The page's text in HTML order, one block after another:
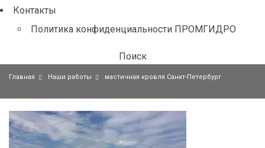
Контакты
Политика конфиденциальности ПРОМГИДРО
Поиск
Главная Наши работы мастичная кровля Санкт-Петербург